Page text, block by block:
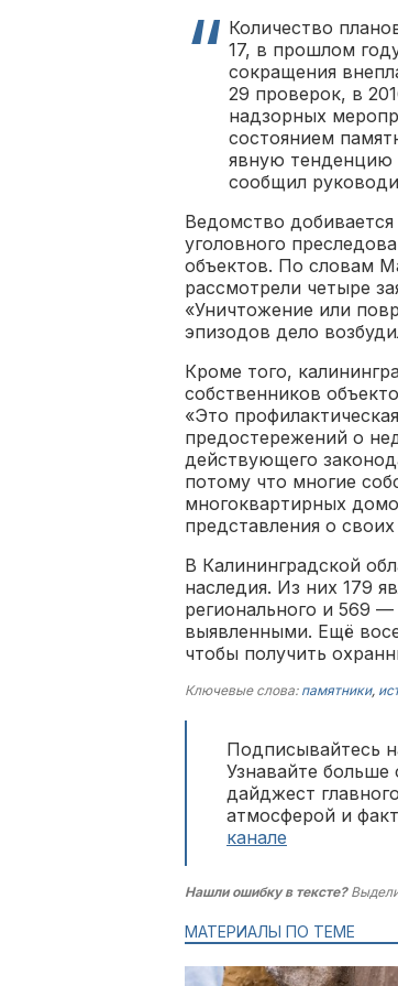
Количество
17, в прошлом
сокращения
29 проверок, в
надзорных
состоянием
явную тенденцию
сообщил
Ведомство
уголовного
объектов. По словам
рассмотрели четыре
«Уничтожение или
эпизодов дело
Кроме того,
собственников
«Это
предостережений о
действующего
потому что многие
многоквартирных
представления о
В Калининградской
наследия. Из них 179
регионального и 569
выявленными. Ещё
чтобы получить
Ключевые слова: памятники,
Подписывайтесь
Узнавайте больше
дайджест
атмосферой и
канале
Нашли ошибку в тексте?
МАТЕРИАЛЫ ПО ТЕМЕ